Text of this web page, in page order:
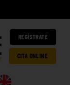
REGÍSTRATE
CITA ONLINE